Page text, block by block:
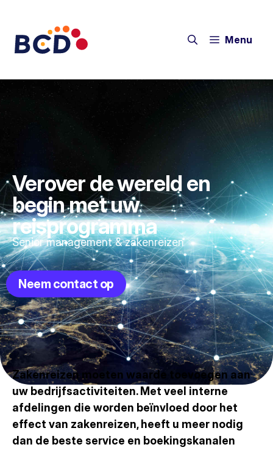
Menu
Verover de wereld en
begin met uw
reisprogramma​
Senior management & zakenreizen​
Neem contact op
Zakenreizen moeten waarde toevoegen aan
uw bedrijfsactiviteiten. Met veel interne
afdelingen die worden beïnvloed door het
effect van zakenreizen, heeft u meer nodig
dan de beste service en boekingskanalen